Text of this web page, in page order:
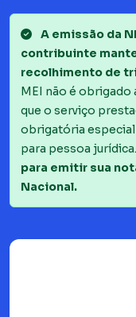
A emissão da
contribuinte
recolhimento de
MEI não é obrigado
que o serviço
obrigatória
para pessoa jurídica.
para emitir sua
Nacional.